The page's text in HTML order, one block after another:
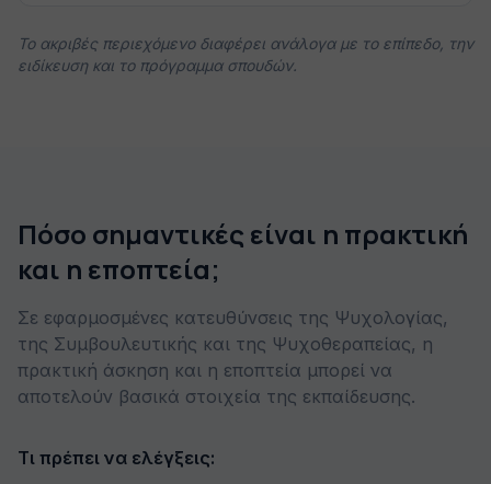
Το ακριβές περιεχόμενο διαφέρει ανάλογα με το επίπεδο, την
ειδίκευση και το πρόγραμμα σπουδών.
Πόσο σημαντικές είναι η πρακτική
και η εποπτεία;
Σε εφαρμοσμένες κατευθύνσεις της Ψυχολογίας,
της Συμβουλευτικής και της Ψυχοθεραπείας, η
πρακτική άσκηση και η εποπτεία μπορεί να
αποτελούν βασικά στοιχεία της εκπαίδευσης.
Τι πρέπει να ελέγξεις: